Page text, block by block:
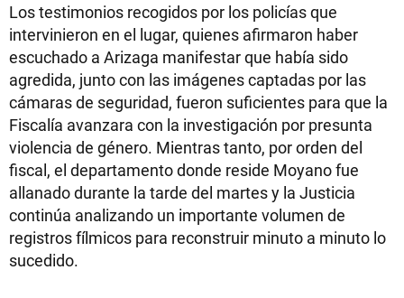
Los testimonios recogidos por los policías que
intervinieron en el lugar, quienes afirmaron haber
escuchado a Arizaga manifestar que había sido
agredida, junto con las imágenes captadas por las
cámaras de seguridad, fueron suficientes para que la
Fiscalía avanzara con la investigación por presunta
violencia de género. Mientras tanto, por orden del
fiscal, el departamento donde reside Moyano fue
allanado durante la tarde del martes y la Justicia
continúa analizando un importante volumen de
registros fílmicos para reconstruir minuto a minuto lo
sucedido.